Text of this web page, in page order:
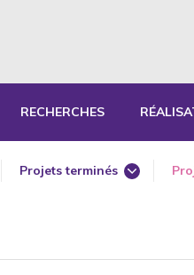
RECHERCHES
Projets terminés